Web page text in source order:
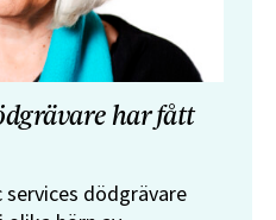
har fått
services dödgrävare